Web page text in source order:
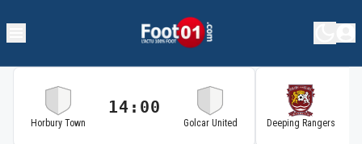
Horbury Town
14:00
Golcar United Deeping Rangers